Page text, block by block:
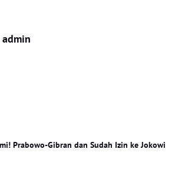
admin
Prabowo-Gibran dan Sudah Izin ke Jokowi